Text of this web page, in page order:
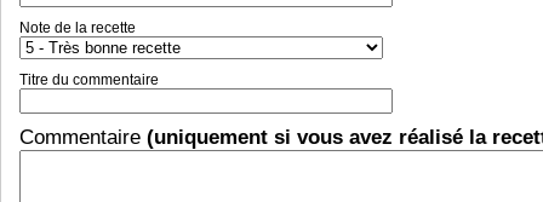
Note de la recette
Titre du commentaire
Commentaire (uniquement si vous avez réalisé la